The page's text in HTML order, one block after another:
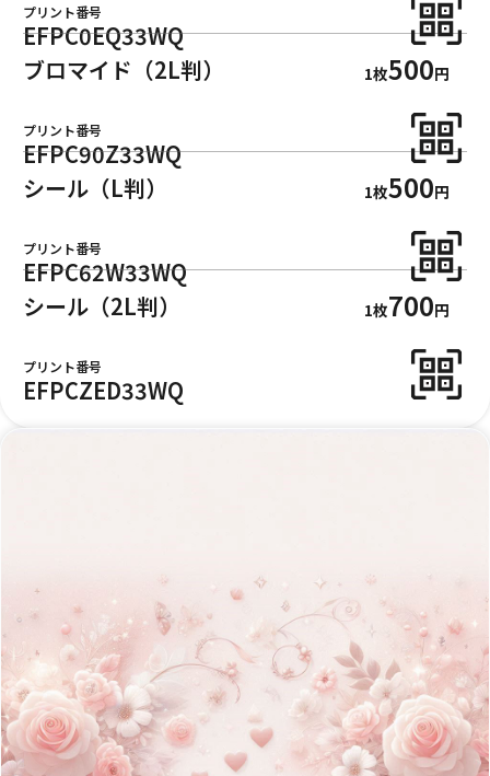
プリント番号
EFPC0EQ33WQ
ブロマイド（2L判）
1枚500円
プリント番号
EFPC90Z33WQ
シール（L判）
1枚500円
プリント番号
EFPC62W33WQ
シール（2L判）
1枚700円
プリント番号
EFPCZED33WQ